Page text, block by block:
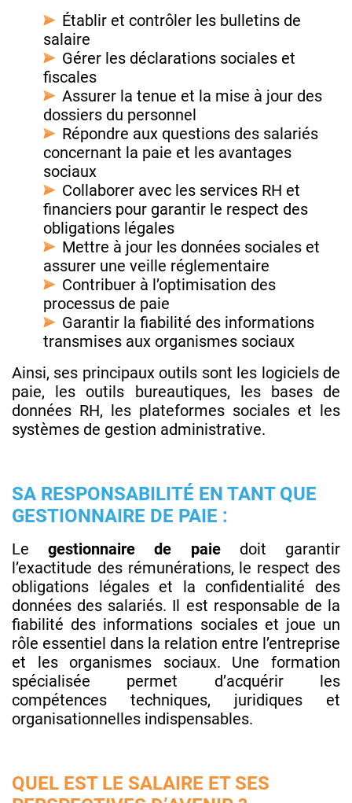
Établir et contrôler les bulletins de
salaire
Gérer les déclarations sociales et
fiscales
Assurer la tenue et la mise à jour des
dossiers du personnel
Répondre aux questions des salariés
concernant la paie et les avantages
sociaux
Collaborer avec les services RH et
financiers pour garantir le respect des
obligations légales
Mettre à jour les données sociales et
assurer une veille réglementaire
Contribuer à l’optimisation des
processus de paie
Garantir la fiabilité des informations
transmises aux organismes sociaux
Ainsi, ses principaux outils sont les logiciels de
paie, les outils bureautiques, les bases de
données RH, les plateformes sociales et les
systèmes de gestion administrative.
SA RESPONSABILITÉ EN TANT QUE
GESTIONNAIRE DE PAIE :
Legestionnaire de paiedoit garantir
l’exactitude des rémunérations, le respect des
obligations légales et la confidentialité des
données des salariés. Il est responsable de la
fiabilité des informations sociales et joue un
rôle essentiel dans la relation entre l’entreprise
et les organismes sociaux. Une formation
spécialisée permet d’acquérir les
compétences techniques, juridiques et
organisationnelles indispensables.
QUEL EST LE SALAIRE ET SES